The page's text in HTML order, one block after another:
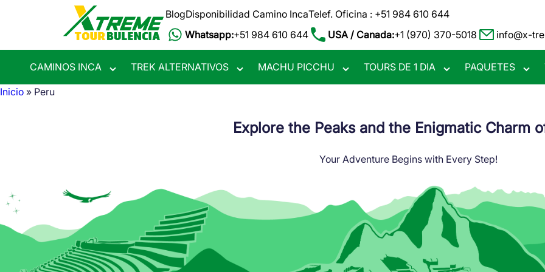
principal
BlogDisponibilidad Camino IncaTelef. Oficina : +51 984 610 644
Whatsapp:+51 984 610 644 USA / Canada:+1 (970) 370-5018 info@x-
CAMINOS INCA
Toggle
submenu
TREK ALTERNATIVOS
Toggle
submenu
MACHU PICCHU
Toggle
submenu
TOURS DE 1 DIA
Toggle
submenu
PAQUETES
Inicio Peru
Explore the Peaks and the Enigmatic Charm
Your Adventure Begins with Every Step!